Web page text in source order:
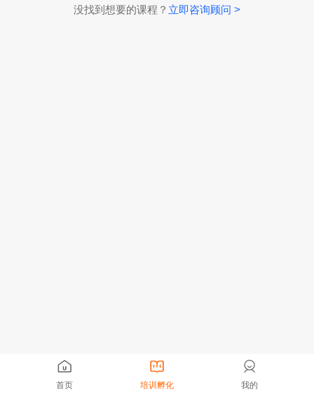
没找到想要的课程？ 立即咨询顾问 >
首页 培训孵化 我的